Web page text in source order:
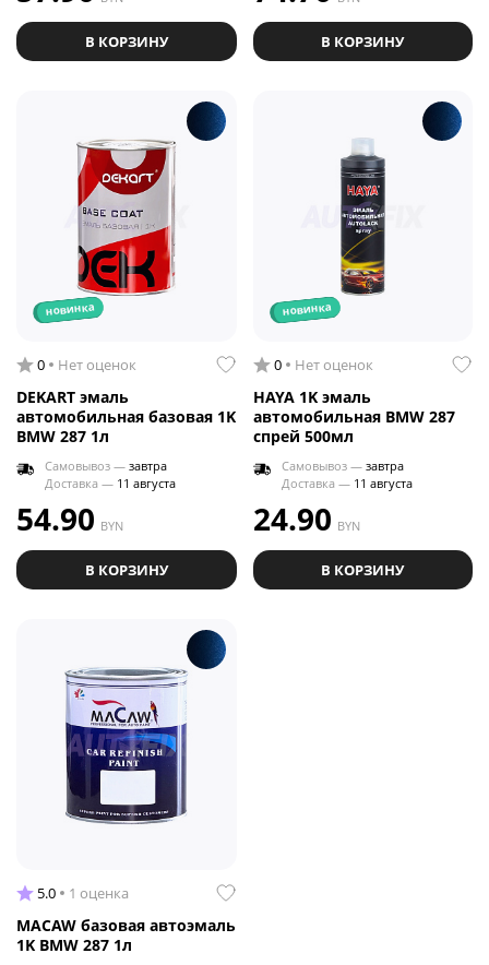
В КОРЗИНУ В КОРЗИНУ
новинка
0 Нет оценок
DEKART эмаль
автомобильная базовая 1K
BMW 287 1л
Самовывоз — завтра
Доставка — 11 августа
54.90 BYN
В КОРЗИНУ
новинка
0 Нет оценок
HAYA 1K эмаль
автомобильная BMW 287
спрей 500мл
Самовывоз — завтра
Доставка — 11 августа
24.90 BYN
В КОРЗИНУ
5.0 1 оценка
MACAW базовая автоэмаль
1K BMW 287 1л